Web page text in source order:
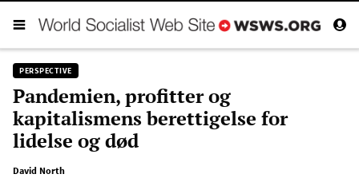
PERSPECTIVE
Pandemien, profitter og
kapitalismens berettigelse for
lidelse og død
David North